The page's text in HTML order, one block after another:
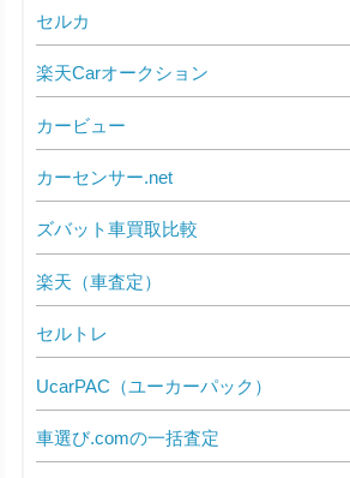
セルカ
楽天Carオークション
カービュー
カーセンサー.net
ズバット車買取比較
楽天（車査定）
セルトレ
UcarPAC（ユーカーパック）
車選び.comの一括査定